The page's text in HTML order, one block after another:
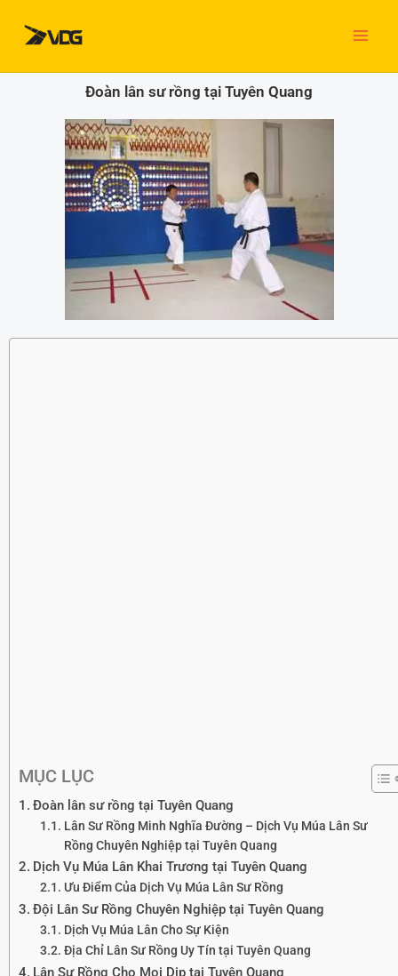
dung
Đoàn lân sư rồng tại Tuyên Quang
MỤC LỤC
Đoàn lân sư rồng tại Tuyên Quang
Lân Sư Rồng Minh Nghĩa Đường – Dịch Vụ Múa Lân Sư
Rồng Chuyên Nghiệp tại Tuyên Quang
Dịch Vụ Múa Lân Khai Trương tại Tuyên Quang
Ưu Điểm Của Dịch Vụ Múa Lân Sư Rồng
Đội Lân Sư Rồng Chuyên Nghiệp tại Tuyên Quang
Dịch Vụ Múa Lân Cho Sự Kiện
Địa Chỉ Lân Sư Rồng Uy Tín tại Tuyên Quang
Lân Sư Rồng Cho Mọi Dịp tại Tuyên Quang